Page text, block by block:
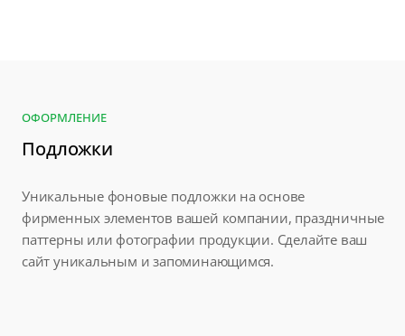
ОФОРМЛЕНИЕ
Подложки
Уникальные фоновые подложки на основе
фирменных элементов вашей компании, праздничные
паттерны или фотографии продукции. Сделайте ваш
сайт уникальным и запоминающимся.